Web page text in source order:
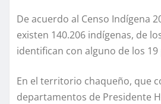
De acuerdo al Censo Indígena
existen 140.206 indígenas, de
identifican con alguno de los 19
En el territorio chaqueño, que
departamentos de Presidente